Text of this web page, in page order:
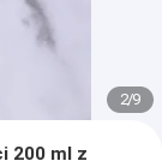
2/9
200 ml z